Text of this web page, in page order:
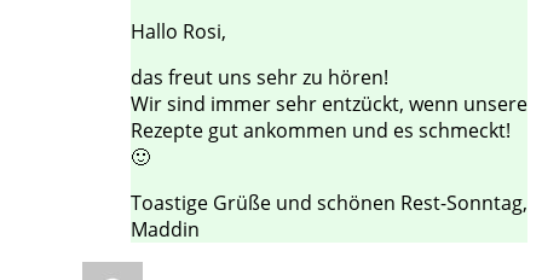
Hallo Rosi,
das freut uns sehr zu hören!
Wir sind immer sehr entzückt, wenn unsere
Rezepte gut ankommen und es schmeckt!
🙂
Toastige Grüße und schönen Rest-Sonntag,
Maddin